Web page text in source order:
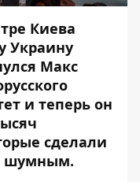
Киева
Украину
Макс
и теперь он
сделали
шумным.